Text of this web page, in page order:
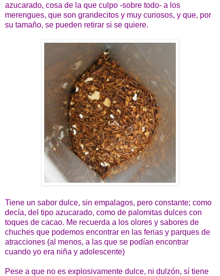
azucarado, cosa de la que culpo -sobre todo- a los
merengues, que son grandecitos y muy curiosos, y que, por
su tamaño, se pueden retirar si se quiere.
Tiene un sabor dulce, sin empalagos, pero constante; como
decía, del tipo azucarado, como de palomitas dulces con
toques de cacao. Me recuerda a los olores y sabores de
chuches que podemos encontrar en las ferias y parques de
atracciones (al menos, a las que se podían encontrar
cuando yo era niña y adolescente)
Pese a que no es explosivamente dulce, ni dulzón, sí tiene